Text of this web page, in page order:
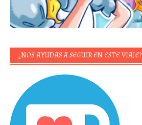
¿NOS AYUDAS A SEGUIR EN ESTE VIAJE?